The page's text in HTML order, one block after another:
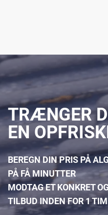
TRÆNGER
EN
BEREGN DIN PRIS PÅ
PÅ FÅ MINUTTER
MODTAG ET KONKRET
TILBUD INDEN FOR 1